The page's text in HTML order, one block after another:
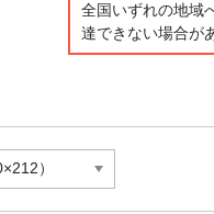
全国いずれの地域
達できない場合が